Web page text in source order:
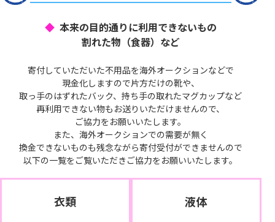
本来の目的通りに利用できないもの
割れた物（食器）など
寄付していただいた不用品を海外オークションなどで
現金化しますので片方だけの靴や、
取っ手のはずれたバック、持ち手の取れたマグカップなど
再利用できない物もお送りいただけませんので、
ご協力をお願いいたします。
また、海外オークションでの需要が無く
換金できないものも残念ながら寄付受付ができませんので
以下の一覧をご覧いただきご協力をお願いいたします。
衣類 液体